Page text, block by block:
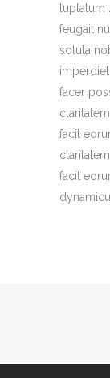
feugait
soluta
facer
facit
facit